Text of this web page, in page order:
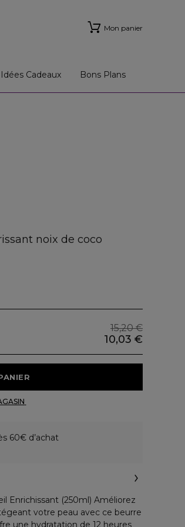
Mon panier
Idées Cadeaux Bons Plans
noix de coco
15,20 €
10,03 €
60€ d’achat
Enrichissant (250ml) Améliorez
votre peau avec ce beurre
une hydratation de 12 heures